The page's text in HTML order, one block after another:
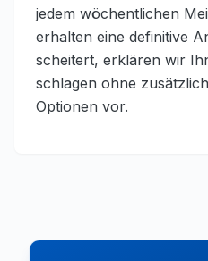
jedem wöchentlichen
erhalten eine definitive
scheitert, erklären wir
schlagen ohne
Optionen vor.